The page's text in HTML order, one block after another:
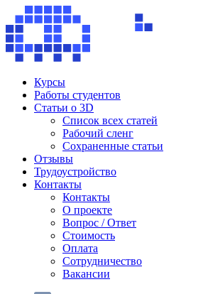
Курсы
Работы студентов
Статьи о 3D
Список всех статей
Рабочий сленг
Сохраненные статьи
Отзывы
Трудоустройство
Контакты
Контакты
О проекте
Вопрос / Ответ
Стоимость
Оплата
Сотрудничество
Вакансии